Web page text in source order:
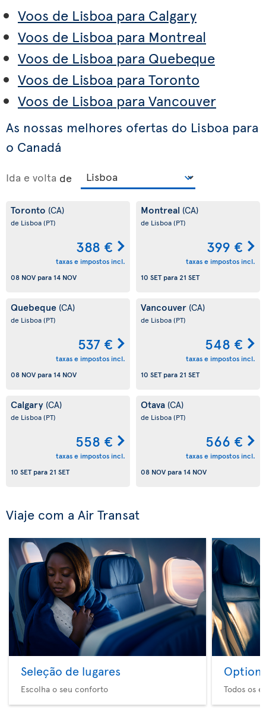
Voos de Lisboa para Calgary
Voos de Lisboa para Montreal
Voos de Lisboa para Quebeque
Voos de Lisboa para Toronto
Voos de Lisboa para Vancouver
As nossas melhores ofertas do Lisboa para
o Canadá
Ida e volta de
Toronto (CA)
de Lisboa(PT)
388 €
taxas e impostos incl.
08 NOV para 14 NOV
Montreal (CA)
de Lisboa(PT)
399 €
taxas e impostos incl.
10 SETpara21 SET
Quebeque (CA)
de Lisboa(PT)
537 €
taxas e impostos incl.
08 NOV para 14 NOV
Vancouver (CA)
de Lisboa(PT)
548 €
taxas e impostos incl.
10 SETpara21 SET
Calgary (CA)
de Lisboa(PT)
558 €
taxas e impostos incl.
10 SETpara21 SET
Otava (CA)
de Lisboa(PT)
566 €
taxas e impostos incl.
08 NOV para 14 NOV
Viaje com a Air Transat
Seleção de lugares
Escolha o seu conforto
Option
Todos os